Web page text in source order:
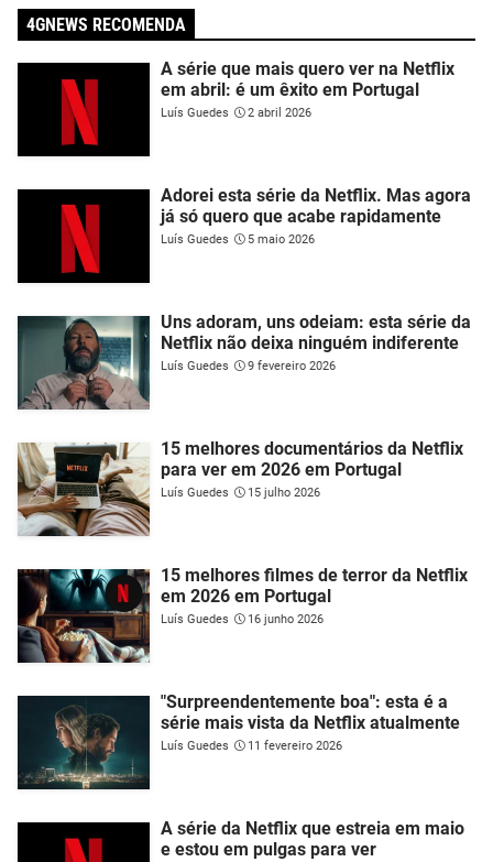
4GNEWS RECOMENDA
A série que mais quero ver na Netflix
em abril: é um êxito em Portugal
Luís Guedes 2 abril 2026
Adorei esta série da Netflix. Mas agora
já só quero que acabe rapidamente
Luís Guedes 5 maio 2026
Uns adoram, uns odeiam: esta série da
Netflix não deixa ninguém indiferente
Luís Guedes 9 fevereiro 2026
15 melhores documentários da Netflix
para ver em 2026 em Portugal
Luís Guedes 15 julho 2026
15 melhores filmes de terror da Netflix
em 2026 em Portugal
Luís Guedes 16 junho 2026
"Surpreendentemente boa": esta é a
série mais vista da Netflix atualmente
Luís Guedes 11 fevereiro 2026
A série da Netflix que estreia em maio
e estou em pulgas para ver